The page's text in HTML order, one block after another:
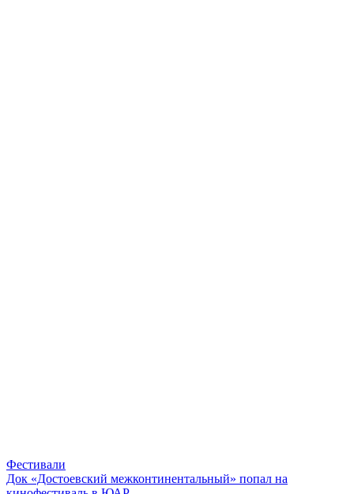
Фестивали
Док «Достоевский межконтинентальный» попал на